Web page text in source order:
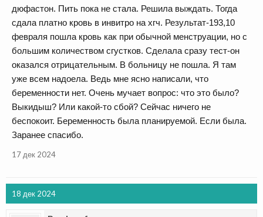
дюфастон. Пить пока не стала. Решила выждать. Тогда
сдала платно кровь в инвитро на хгч. Результат-193,10
февраля пошла кровь как при обычной менструации, но с
большим количеством сгустков. Сделала сразу тест-он
оказался отрицательным. В больницу не пошла. Я там
уже всем надоела. Ведь мне ясно написали, что
беременности нет. Очень мучает вопрос: что это было?
Выкидыш? Или какой-то сбой? Сейчас ничего не
беспокоит. Беременность была планируемой. Если была.
Заранее спасибо.
17 дек 2024
18 дек 2024